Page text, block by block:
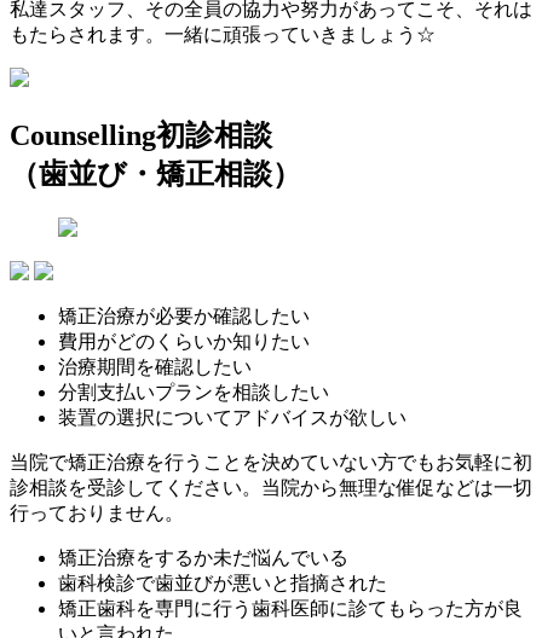
私達スタッフ、その全員の協力や努力があってこそ、それは
もたらされます。一緒に頑張っていきましょう☆
Counselling初診相談
（歯並び・矯正相談）
矯正治療が必要か確認したい
費用がどのくらいか知りたい
治療期間を確認したい
分割支払いプランを相談したい
装置の選択についてアドバイスが欲しい
当院で矯正治療を行うことを決めていない方でもお気軽に初
診相談を受診してください。当院から無理な催促などは一切
行っておりません。
矯正治療をするか未だ悩んでいる
歯科検診で歯並びが悪いと指摘された
矯正歯科を専門に行う歯科医師に診てもらった方が良
いと言われた